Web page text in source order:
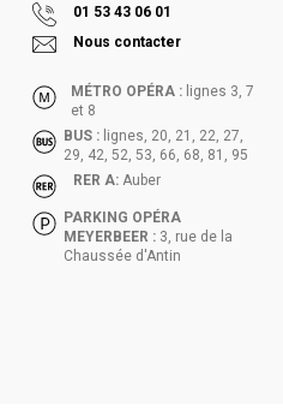
01 53 43 06 01
Nous contacter
MÉTRO OPÉRA : lignes 3, 7
et 8
BUS : lignes, 20, 21, 22, 27,
29, 42, 52, 53, 66, 68, 81, 95
RER A: Auber
PARKING OPÉRA
MEYERBEER : 3, rue de la
Chaussée d'Antin